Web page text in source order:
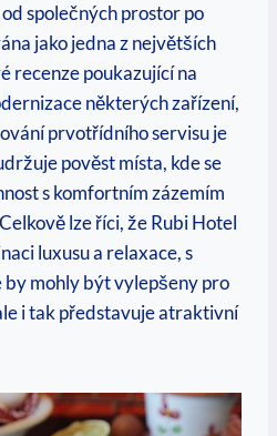
společných prostor po
jako jedna z největších
recenze poukazující na
některých zařízení,
prvotřídního servisu je
pověst místa, kde se
s komfortním zázemím
lze říci, že Rubi Hotel
luxusu a relaxace, s
by mohly být vylepšeny pro
i tak představuje atraktivní